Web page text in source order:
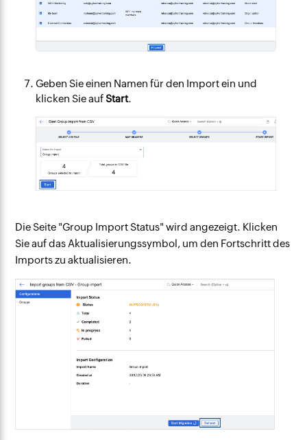
Geben Sie einen Namen für den Import ein und
klicken Sie aufStart.
Die Seite "Group Import Status" wird angezeigt. Klicken
Sie auf das Aktualisierungssymbol, um den Fortschritt des
Imports zu aktualisieren.